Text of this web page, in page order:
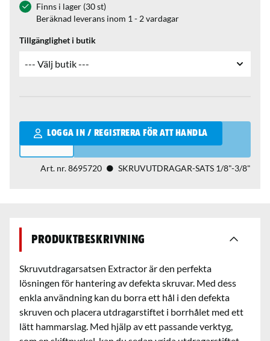
Finns i lager (30 st)
Beräknad leverans inom 1 - 2 vardagar
Tillgänglighet i butik
LOGGA IN / REGISTRERA FÖR ATT HANDLA
Qantity
Art. nr.8695720 SKRUVUTDRAGAR-SATS 1/8"-3/8"
Produktbeskrivning
Skruvutdragarsatsen Extractor är den perfekta
lösningen för hantering av defekta skruvar. Med dess
enkla användning kan du borra ett hål i den defekta
skruven och placera utdragarstiftet i borrhålet med ett
lätt hammarslag. Med hjälp av ett passande verktyg,